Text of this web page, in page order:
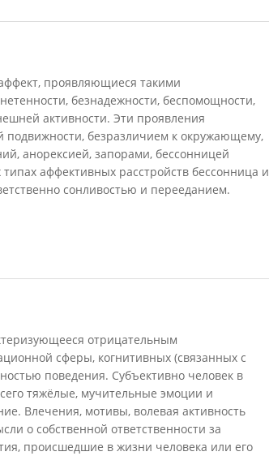
проявляющиеся такими
безнадежности, беспомощности,
активности. Эти проявления
безразличием к окружающему,
анорексией, запорами, бессонницей
аффективных расстройств бессонница и
сонливостью и перееданием.
отрицательным
сферы, когнитивных (связанных с
поведения. Субъективно человек в
тяжёлые, мучительные эмоции и
Влечения, мотивы, волевая активность
о собственной ответственности за
происшедшие в жизни человека или его